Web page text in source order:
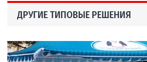
ДРУГИЕ ТИПОВЫЕ РЕШЕНИЯ